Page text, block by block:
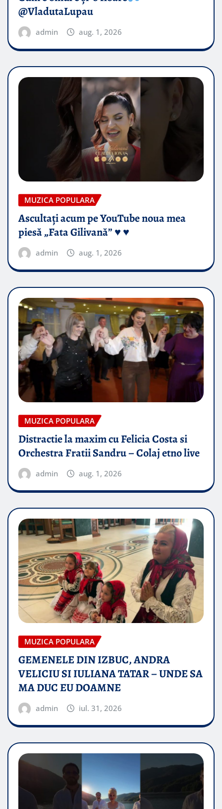
@VladutaLupau
admin aug. 1, 2026
MUZICA POPULARA
Ascultați acum pe YouTube noua mea
piesă „Fata Gilivană” ♥️ ♥️
admin aug. 1, 2026
MUZICA POPULARA
Distractie la maxim cu Felicia Costa si
Orchestra Fratii Sandru – Colaj etno live
admin aug. 1, 2026
MUZICA POPULARA
GEMENELE DIN IZBUC, ANDRA
VELICIU SI IULIANA TATAR – UNDE SA
MA DUC EU DOAMNE
admin iul. 31, 2026